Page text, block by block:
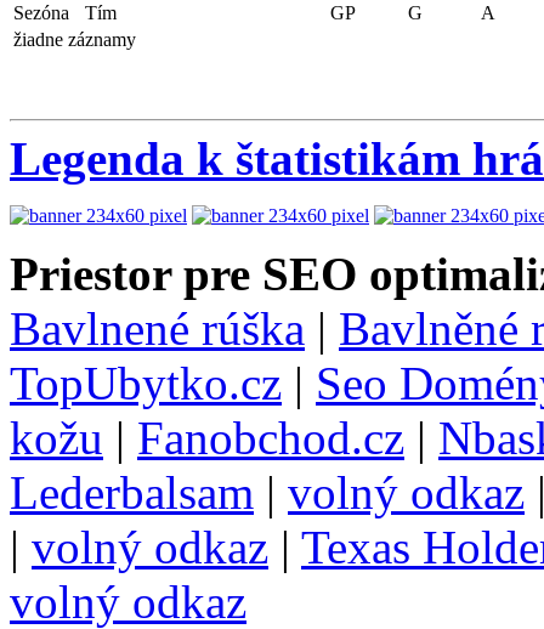
Sezóna Tím GP G
A
žiadne záznamy
Legenda k štatistikám
Priestor pre SEO
Bavlnené rúška | Bavlněné
TopUbytko.cz | Seo
kožu | Fanobchod.cz |
Lederbalsam | volný odkaz
| volný odkaz | Texas
volný odkaz